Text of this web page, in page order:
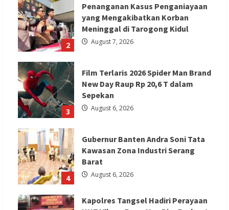
2
Penanganan Kasus Penganiayaan
yang Mengakibatkan Korban
Meninggal di Tarogong Kidul
August 7, 2026
3
Film Terlaris 2026 Spider Man Brand
New Day Raup Rp 20,6 T dalam
Sepekan
August 6, 2026
4
Gubernur Banten Andra Soni Tata
Kawasan Zona Industri Serang
Barat
August 6, 2026
Kapolres Tangsel Hadiri Perayaan